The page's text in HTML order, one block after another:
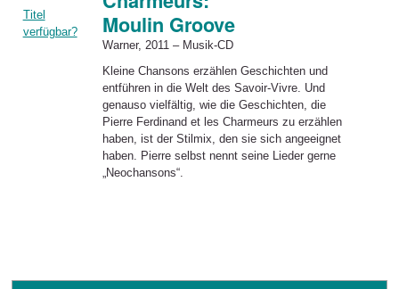
Titel
verfügbar?
Moulin Groove
Warner, 2011 – Musik-CD
Kleine Chansons erzählen Geschichten und
entführen in die Welt des Savoir-Vivre. Und
genauso vielfältig, wie die Geschichten, die
Pierre Ferdinand et les Charmeurs zu erzählen
haben, ist der Stilmix, den sie sich angeeignet
haben. Pierre selbst nennt seine Lieder gerne
„Neochansons“.